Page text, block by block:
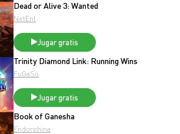
Dead or Alive 3: Wanted
NetEnt
Jugar gratis
Trinity Diamond Link: Running Wins
FuGaSo
Jugar gratis
Book of Ganesha
Endorphina